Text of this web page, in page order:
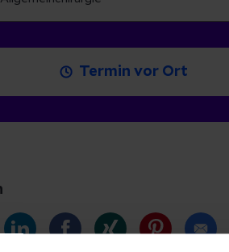
Termin vor Ort